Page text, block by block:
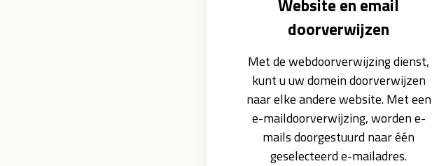
Website en email
doorverwijzen
Met de webdoorverwijzing dienst,
kunt u uw domein doorverwijzen
naar elke andere website. Met een
e-maildoorverwijzing, worden e-
mails doorgestuurd naar één
geselecteerd e-mailadres.